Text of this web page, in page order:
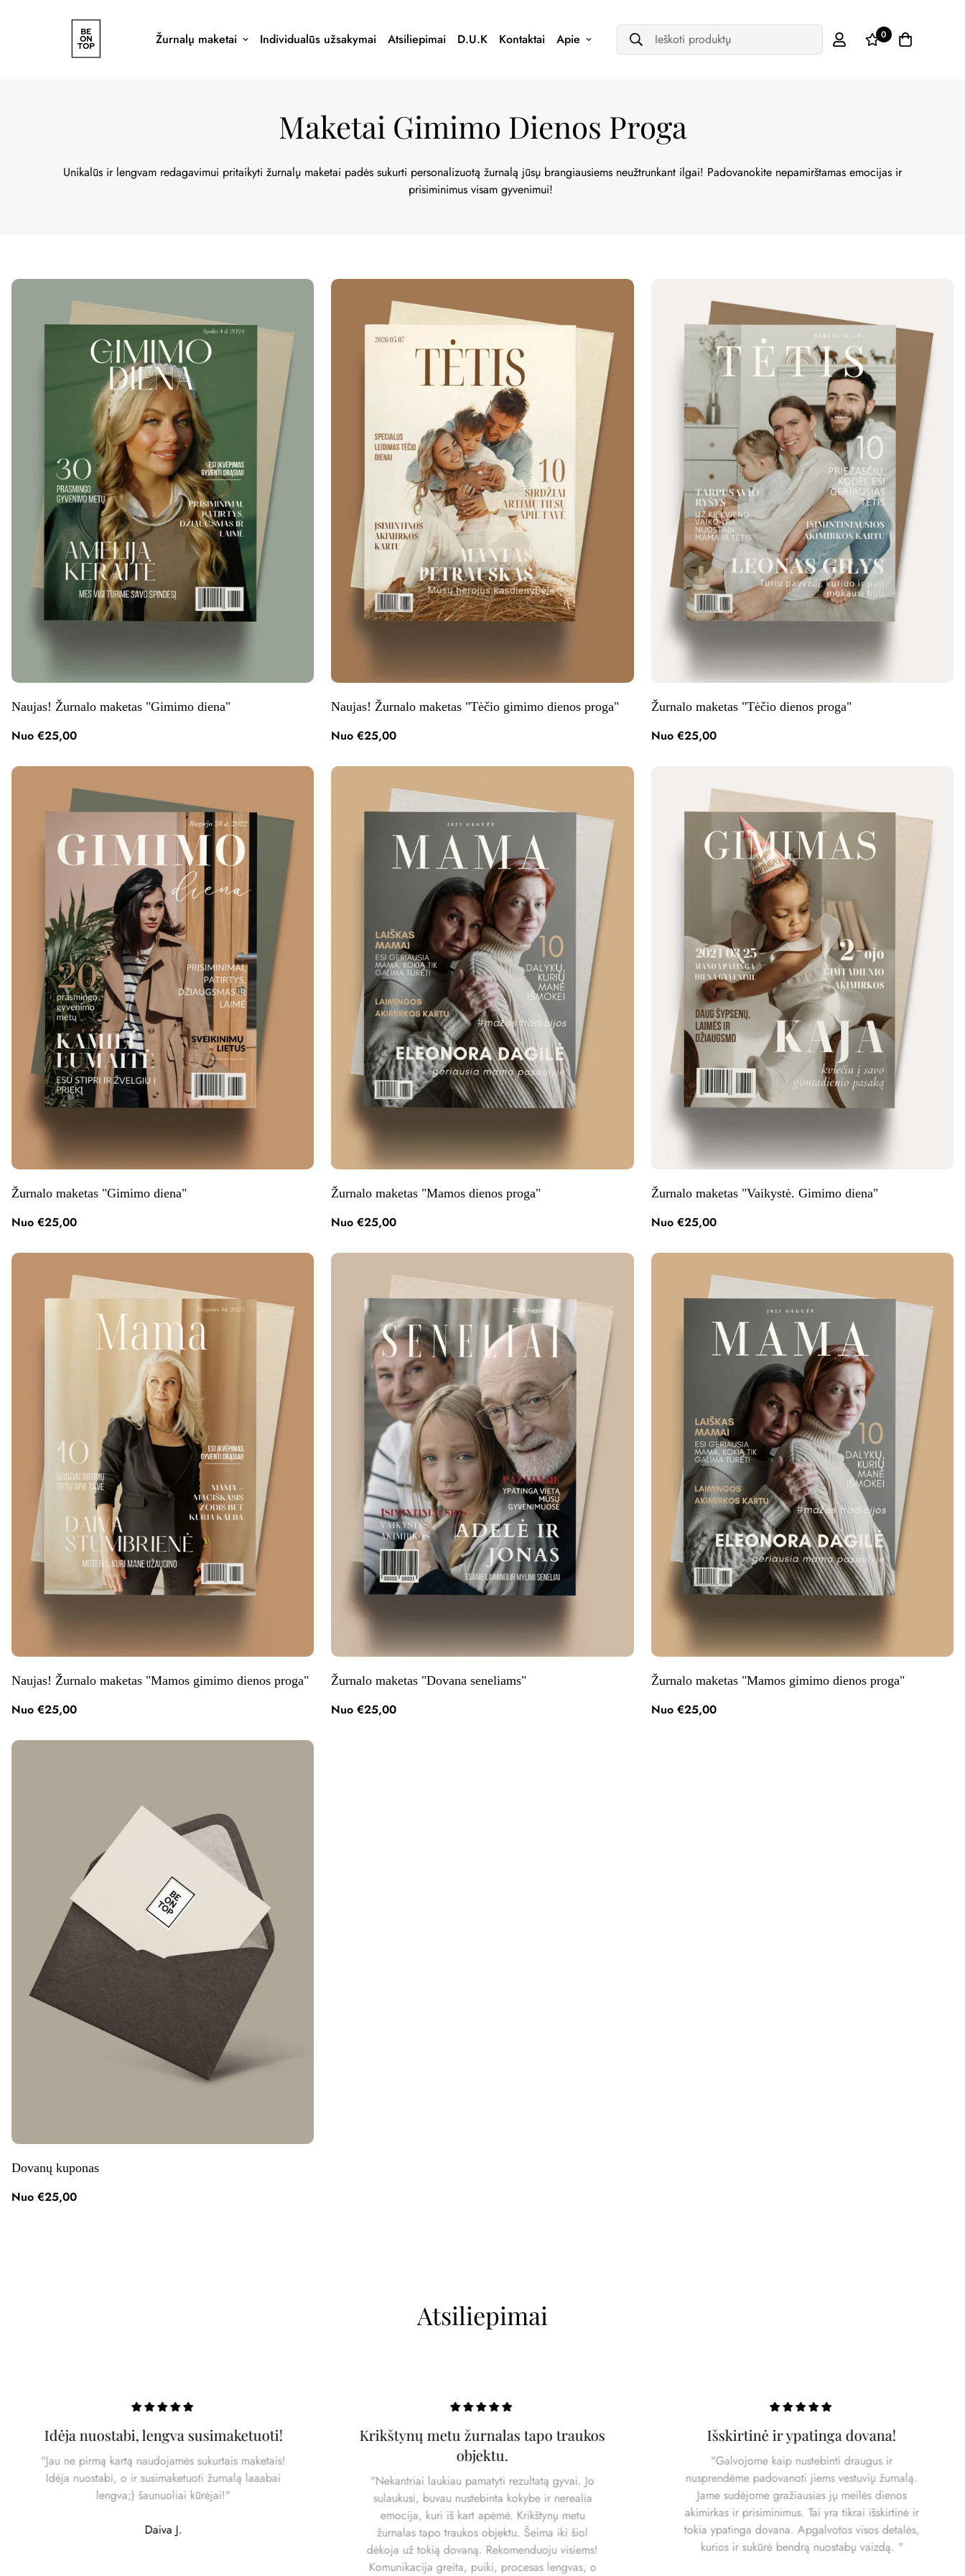
Žurnalų maketai Individualūs užsakymai Atsiliepimai D.U.K Kontaktai Apie Ieškoti produktų 0
Maketai Gimimo Dienos Proga
Unikalūs ir lengvam redagavimui pritaikyti žurnalų maketai padės sukurti personalizuotą žurnalą jūsų brangiausiems neužtrunkant ilgai! Padovanokite nepamirštamas emocijas ir
prisiminimus visam gyvenimui!
Naujas! Žurnalo maketas "Gimimo diena"
Nuo €25,00
Naujas! Žurnalo maketas "Tėčio gimimo dienos proga"
Nuo €25,00
Žurnalo maketas "Tėčio dienos proga"
Nuo €25,00
Žurnalo maketas "Gimimo diena"
Nuo €25,00
Žurnalo maketas "Mamos dienos proga"
Nuo €25,00
Žurnalo maketas "Vaikystė. Gimimo diena"
Nuo €25,00
Naujas! Žurnalo maketas "Mamos gimimo dienos proga"
Nuo €25,00
Žurnalo maketas "Dovana seneliams"
Nuo €25,00
Žurnalo maketas "Mamos gimimo dienos proga"
Nuo €25,00
Dovanų kuponas
Nuo €25,00
Atsiliepimai
Idėja nuostabi, lengva susimaketuoti!
"Jau ne pirmą kartą naudojamės sukurtais maketais!
Idėja nuostabi, o ir susimaketuoti žurnalą laaabai
lengva;) šaunuoliai kūrėjai!"
Daiva J.
Krikštynų metu žurnalas tapo traukos
objektu.
"Nekantriai laukiau pamatyti rezultatą gyvai. Jo
sulaukusi, buvau nustebinta kokybe ir nerealia
emocija, kuri iš kart apėmė. Krikštynų metu
žurnalas tapo traukos objektu. Šeima iki šiol
dėkoja už tokią dovaną. Rekomenduoju visiems!
Komunikacija greita, puiki, procesas lengvas, o
Išskirtinė ir ypatinga dovana!
"Galvojome kaip nustebinti draugus ir
nusprendėme padovanoti jiems vestuvių žurnalą.
Jame sudėjome gražiausias jų meilės dienos
akimirkas ir prisiminimus. Tai yra tikrai išskirtinė ir
tokia ypatinga dovana. Apgalvotos visos detalės,
kurios ir sukūrė bendrą nuostabų vaizdą. "
Išbandykite nemokamai!
Atsisiųskite mūsų pilnai paruoštą maketą ir
personalizuotą žurnalo viršelį susikurkite vos per
kelias minutes!
ATSISIŲSTI
Atsisiųsdamas sutinku tapti prenumeratoriumi
Norėdami gauti daugiau informacijos apie tai, kaip mes tvarkome jūsų
duomenis rinkodaros tikslais. Patikrinkite mūsų "Privatumo politiką".